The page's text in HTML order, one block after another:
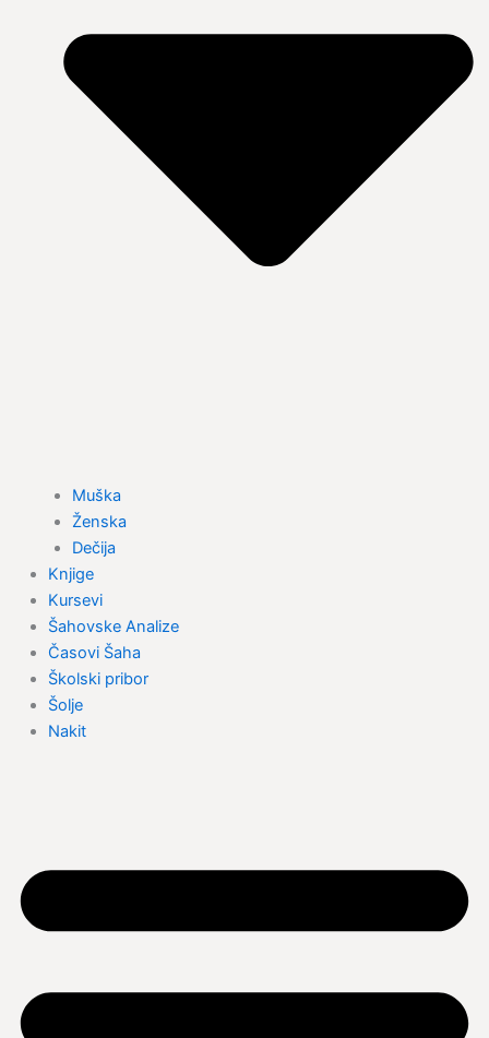
Muška
Ženska
Dečija
Knjige
Kursevi
Šahovske Analize
Časovi Šaha
Školski pribor
Šolje
Nakit